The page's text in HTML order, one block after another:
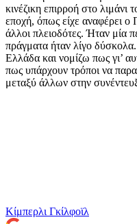
κινέζικη επιρροή στο λιμάνι
εποχή, όπως είχε αναφέρει
άλλοι πλειοδότες. Ήταν μία
πράγματα ήταν λίγο
Ελλάδα και νομίζω πως γι’
πως υπάρχουν τρόποι να
μεταξύ άλλων στην
Κίμπερλι Γκίλφοϊλ